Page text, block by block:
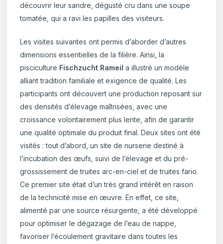
découvrir leur sandre, dégusté cru dans une soupe
tomatée, qui a ravi les papilles des visiteurs.
Les visites suivantes ont permis d’aborder d’autres
dimensions essentielles de la filière. Ainsi, la
pisciculture Fischzucht Rameil a illustré un modèle
alliant tradition familiale et exigence de qualité. Les
participants ont découvert une production reposant sur
des densités d’élevage maîtrisées, avec une
croissance volontairement plus lente, afin de garantir
une qualité optimale du produit final. Deux sites ont été
visités : tout d’abord, un site de nurserie destiné à
l’incubation des œufs, suivi de l’élevage et du pré-
grossissement de truites arc-en-ciel et de truites fario.
Ce premier site était d’un très grand intérêt en raison
de la technicité mise en œuvre. En effet, ce site,
alimenté par une source résurgente, a été développé
pour optimiser le dégazage de l’eau de nappe,
favoriser l’écoulement gravitaire dans toutes les